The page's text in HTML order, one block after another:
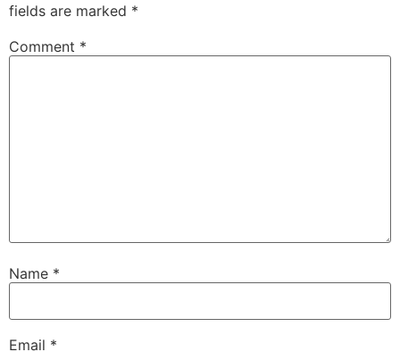
fields are marked *
Comment *
Name *
Email *